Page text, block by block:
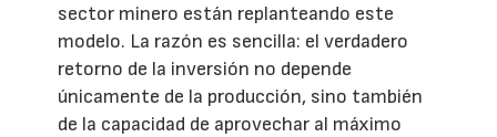
sector minero están replanteando este
modelo. La razón es sencilla: el verdadero
retorno de la inversión no depende
únicamente de la producción, sino también
de la capacidad de aprovechar al máximo